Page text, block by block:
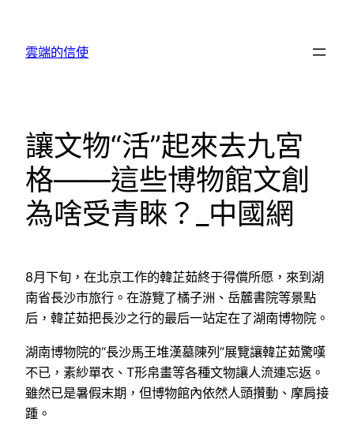
雲端的信使
讓文物“活”起來去九宮
格——這些博物館文創
為啥受青睞？_中國網
8月下旬，在北京工作的韓芷茹終于得償所愿，來到湖
南省長沙市旅行。在游覽了橘子洲、岳麓書院等景點
后，韓芷茹把長沙之行的最后一站定在了湖南博物院。
湖南博物院的“長沙馬王堆漢墓陳列”展覽讓韓芷茹驚嘆
不已，素紗單衣、T形帛畫等各種文物讓人流連忘返。
雖然已是暑假末期，但博物館內依然人頭攢動、摩肩接
踵。